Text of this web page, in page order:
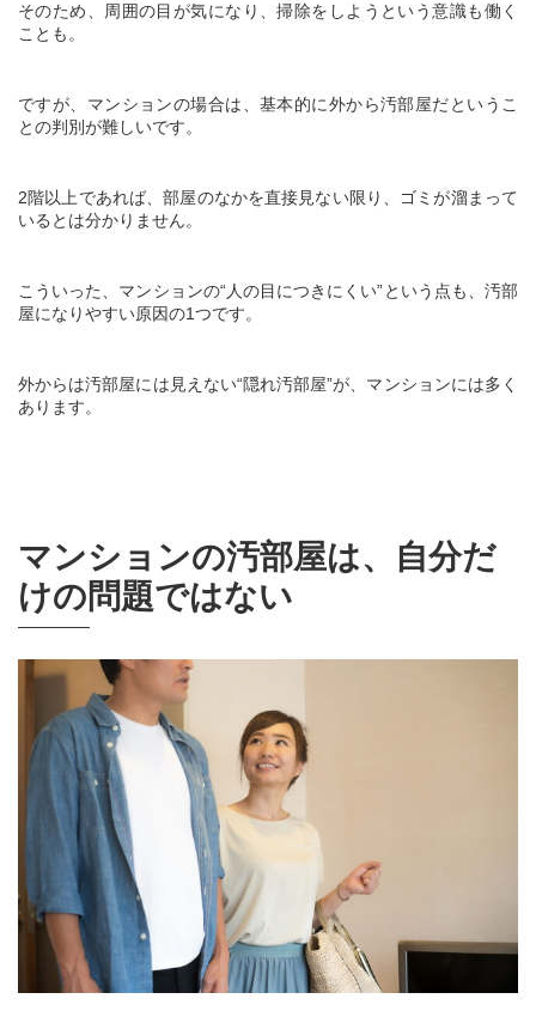
そのため、周囲の目が気になり、掃除をしようという意識も働く
ことも。
ですが、マンションの場合は、基本的に外から汚部屋だというこ
との判別が難しいです。
2階以上であれば、部屋のなかを直接見ない限り、ゴミが溜まって
いるとは分かりません。
こういった、マンションの“人の目につきにくい”という点も、汚部
屋になりやすい原因の1つです。
外からは汚部屋には見えない“隠れ汚部屋”が、マンションには多く
あります。
マンションの汚部屋は、自分だ
けの問題ではない